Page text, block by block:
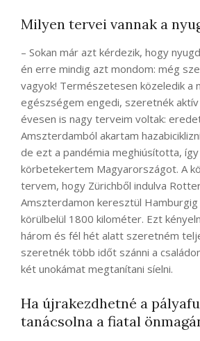
Milyen tervei vannak a
– Sokan már azt kérdezik, hogy
én erre mindig azt mondom: még
vagyok! Természetesen közeledik a
egészségem engedi, szeretnék
évesen is nagy terveim voltak:
Amszterdamból akartam
de ezt a pandémia meghiúsította,
körbetekertem Magyarországot. A
tervem, hogy Zürichből indulva
Amszterdamon keresztül Hamburgig
körülbelül 1800 kilométer. Ezt
három és fél hét alatt szeretném
szeretnék több időt szánni a
két unokámat megtanítani síelni.
Ha újrakezdhetné a
tanácsolna a fiatal